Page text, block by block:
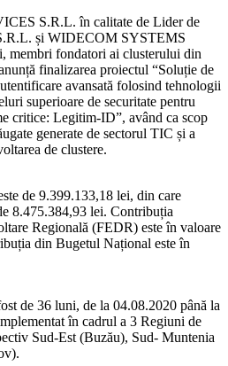
S.R.L. în calitate de Lider de
și WIDECOM SYSTEMS
membri fondatori ai clusterului din
finalizarea proiectul “Soluție de
avansată folosind tehnologii
superioare de securitate pentru
critice: Legitim-ID”, având ca scop
generate de sectorul TIC și a
de clustere.
de 9.399.133,18 lei, din care
8.475.384,93 lei. Contribuția
Regională (FEDR) este în valoare
din Bugetul Național este în
de 36 luni, de la 04.08.2020 până la
în cadrul a 3 Regiuni de
Sud-Est (Buzău), Sud- Muntenia